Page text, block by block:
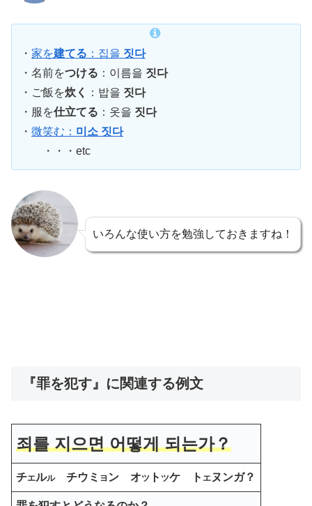
・ 家を建てる ：집을 짓다
・名前をつける ：이름을 짓다
・ご飯を炊く ：밥을 짓다
・服を仕立てる ：옷을 짓다
・ 微笑む： 미소 짓다
・・・etc
いろんな使い方を勉強しておきますね！
『罪を犯す』に関連する例文
죄를 지으면 어떻게 되는가？
チエルルチウミ ヨ ン オツ トツケ ト エ ヌンガ？